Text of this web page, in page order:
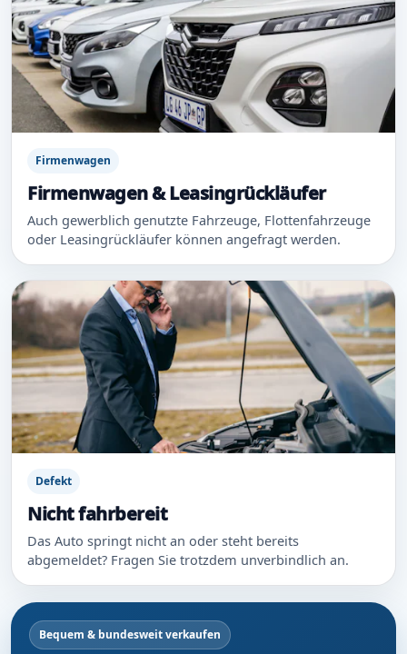
Firmenwagen
Firmenwagen & Leasingrückläufer
Auch gewerblich genutzte Fahrzeuge, Flottenfahrzeuge
oder Leasingrückläufer können angefragt werden.
Defekt
Nicht fahrbereit
Das Auto springt nicht an oder steht bereits
abgemeldet? Fragen Sie trotzdem unverbindlich an.
Bequem & bundesweit verkaufen